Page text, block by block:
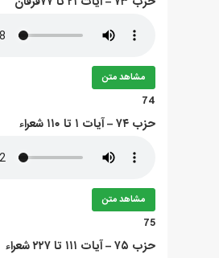
مشاهد متن
74
حزب ۷۴ – آيات ۱ تا ۱۱۰ شعراء
مشاهد متن
75
حزب ۷۵ – آيات ۱۱۱ تا ۲۲۷ شعراء